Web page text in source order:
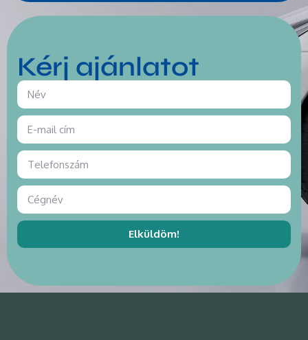
Kérj ajánlatot
Elküldöm!